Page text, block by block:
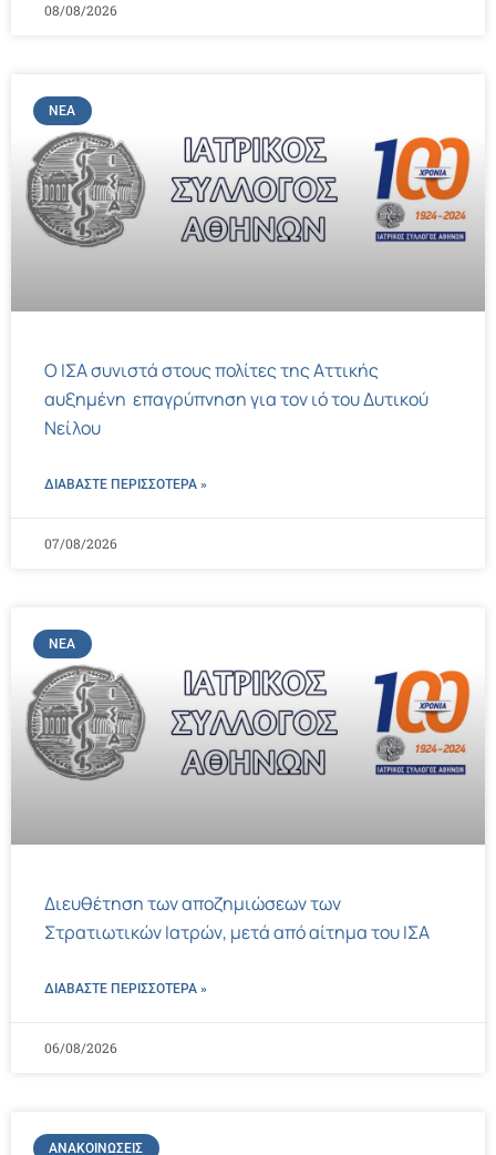
08/08/2026
ΝΈΑ
Ο ΙΣΑ συνιστά στους πολίτες της Αττικής
αυξημένη επαγρύπνηση για τον ιό του Δυτικού
Νείλου
ΔΙΑΒΑΣΤΕ ΠΕΡΙΣΣΌΤΕΡΑ »
07/08/2026
ΝΈΑ
Διευθέτηση των αποζημιώσεων των
Στρατιωτικών Ιατρών, μετά από αίτημα του ΙΣΑ
ΔΙΑΒΑΣΤΕ ΠΕΡΙΣΣΌΤΕΡΑ »
06/08/2026
ΑΝΑΚΟΙΝΏΣΕΙΣ